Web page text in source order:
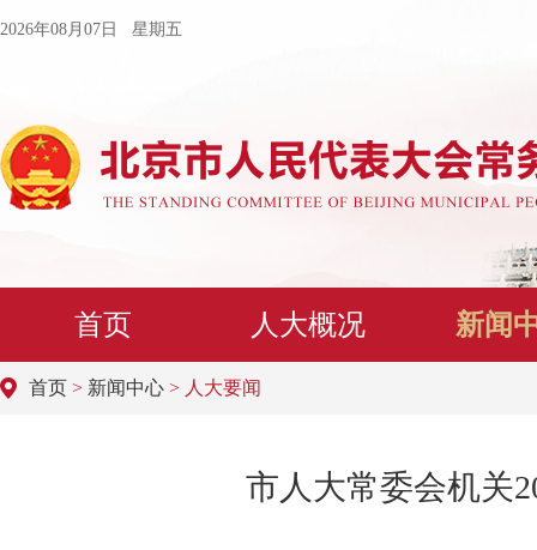
2026年08月07日 星期五
首页 人大概况 新闻
首页 > 新闻中心 > 人大要闻
市人大常委会机关